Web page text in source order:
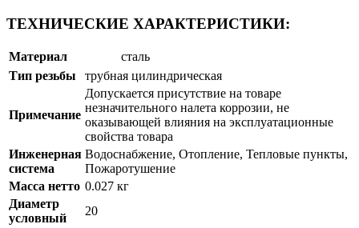
ТЕХНИЧЕСКИЕ ХАРАКТЕРИСТИКИ:
Материал
сталь
Тип резьбы
трубная цилиндрическая
Примечание
Допускается присутствие на товаре
незначительного налета коррозии, не
оказывающей влияния на эксплуатационные
свойства товара
Инженерная
система
Водоснабжение, Отопление, Тепловые пункты,
Пожаротушение
Масса нетто 0.027 кг
Диаметр
условный
20